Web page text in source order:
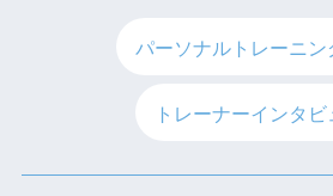
パーソナルトレーニン
トレーナーインタビ